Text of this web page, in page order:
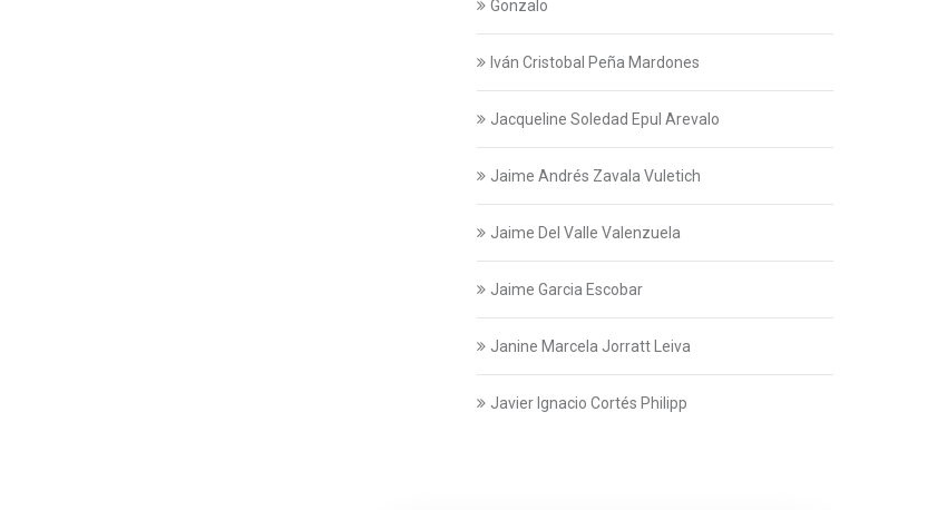
Gonzalo
Iván Cristobal Peña Mardones
Jacqueline Soledad Epul Arevalo
Jaime Andrés Zavala Vuletich
Jaime Del Valle Valenzuela
Jaime Garcia Escobar
Janine Marcela Jorratt Leiva
Javier Ignacio Cortés Philipp